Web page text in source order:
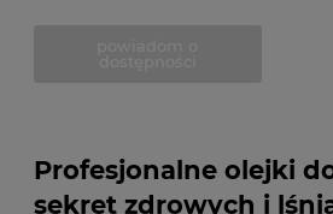
Profesjonalne olejki
sekret zdrowych i